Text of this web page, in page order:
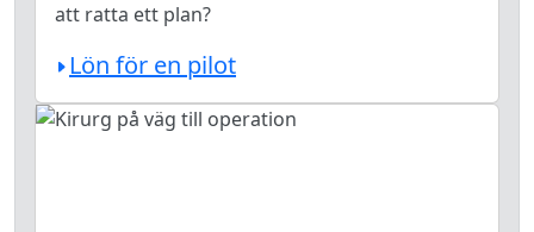
att ratta ett plan?
Lön för en pilot